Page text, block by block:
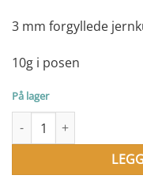
3 mm forgyllede
10g i posen
På lager
3 mm forgyllede